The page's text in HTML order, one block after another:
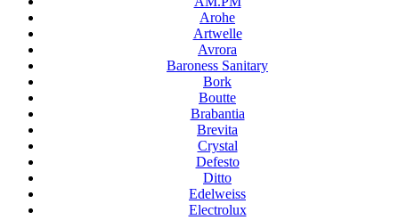
Arohe
Artwelle
Avrora
Baroness Sanitary
Bork
Boutte
Brabantia
Brevita
Crystal
Defesto
Ditto
Edelweiss
Electrolux